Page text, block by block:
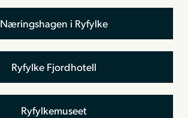
Næringshagen i Ryfylke
Ryfylke Fjordhotell
Ryfylkemuseet